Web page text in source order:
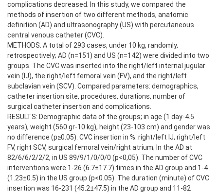
complications decreased. In this study, we compared the
methods of insertion of two different methods, anatomic
definition (AD) and ultrasonography (US) with percutaneous
central venous catheter (CVC).
METHODS: A total of 293 cases, under 10 kg, randomly,
retrospectively; AD (n=151) and US (n=142) were divided into two
groups. The CVC was inserted into the right/left internal jugular
vein (IJ), the right/left femoral vein (FV), and the right/left
subclavian vein (SCV). Compared parameters: demographics,
catheter insertion site, procedures, durations, number of
surgical catheter insertion and complications.
RESULTS: Demographic data of the groups; in age (1 day-4.5
years), weight (560 gr-10 kg), height (23-103 cm) and gender was
no difference (p≥0.05). CVC insertion in %: right/left IJ, right/left
FV, right SCV, surgical femoral vein/right atrium; In the AD at
82/6/6/2/2/2, in US 89/9/1/0/0/0 (p<0,05). The number of CVC
interventions were 1-26 (6.7±17.7) times in the AD group and 1-4
(1.23±0.5) in the US group (p<0.05). The duration (minute) of CVC
insertion was 16-231 (45.2±47.5) in the AD group and 11-82